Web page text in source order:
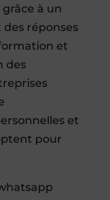
à un
réponses
et
des
et
pour